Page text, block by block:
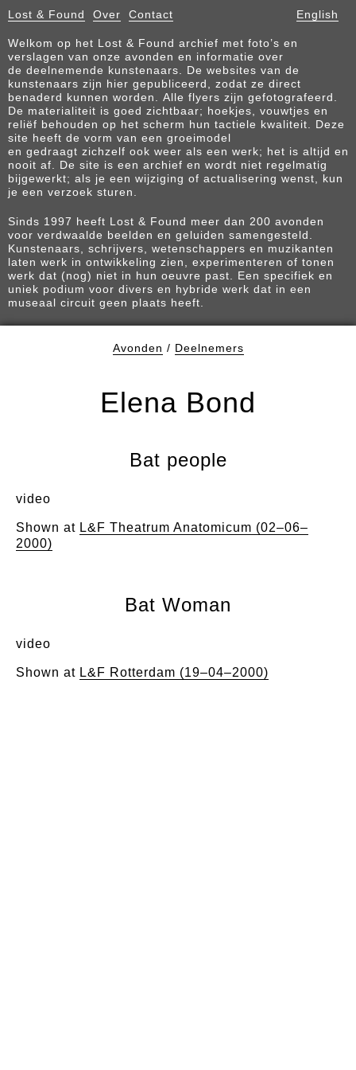
Lost & Found Over Contact English
Welkom op het Lost & Found archief met foto’s en
verslagen van onze avonden en informatie over
de deelnemende kunstenaars. De websites van de
kunstenaars zijn hier gepubliceerd, zodat ze direct
benaderd kunnen worden. Alle flyers zijn gefotografeerd.
De materialiteit is goed zichtbaar; hoekjes, vouwtjes en
reliëf behouden op het scherm hun tactiele kwaliteit. Deze
site heeft de vorm van een groeimodel
en gedraagt zichzelf ook weer als een werk; het is altijd en
nooit af. De site is een archief en wordt niet regelmatig
bijgewerkt; als je een wijziging of actualisering wenst, kun
je een verzoek sturen.
Sinds 1997 heeft Lost & Found meer dan 200 avonden
voor verdwaalde beelden en geluiden samengesteld.
Kunstenaars, schrijvers, wetenschappers en muzikanten
laten werk in ontwikkeling zien, experimenteren of tonen
werk dat (nog) niet in hun oeuvre past. Een specifiek en
uniek podium voor divers en hybride werk dat in een
museaal circuit geen plaats heeft.
Avonden / Deelnemers
Elena Bond
Bat people
video
Shown at L&F Theatrum Anatomicum (02–06–
2000)
Bat Woman
video
Shown at L&F Rotterdam (19–04–2000)